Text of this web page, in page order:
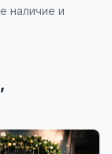
наличие и